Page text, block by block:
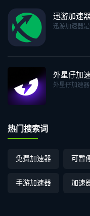
迅游加速
迅游加速器
外星仔加
外星仔加速
热门搜索词
免费加速器 可暂
手游加速器 加速